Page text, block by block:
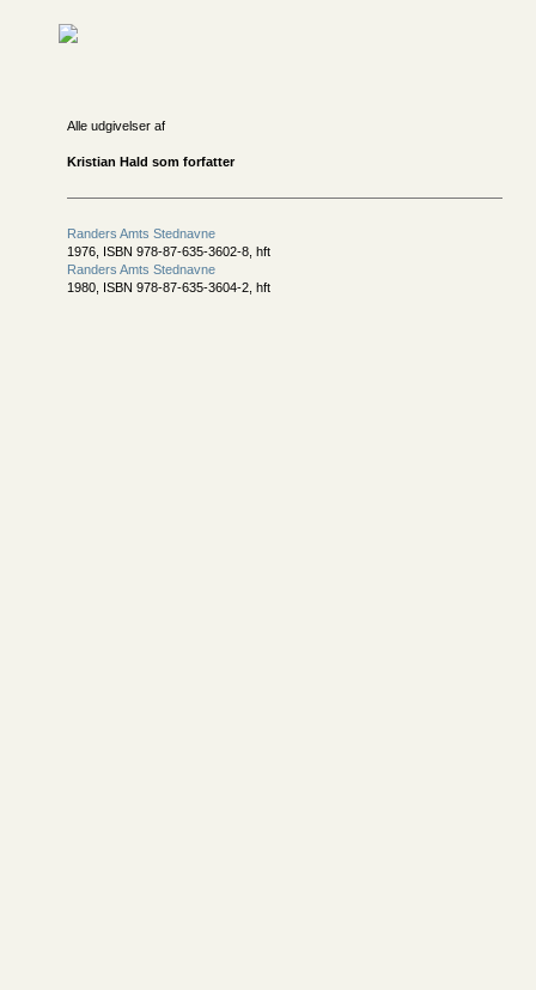
Alle udgivelser af
Kristian Hald som forfatter
Randers Amts Stednavne
1976, ISBN 978-87-635-3602-8, hft
Randers Amts Stednavne
1980, ISBN 978-87-635-3604-2, hft